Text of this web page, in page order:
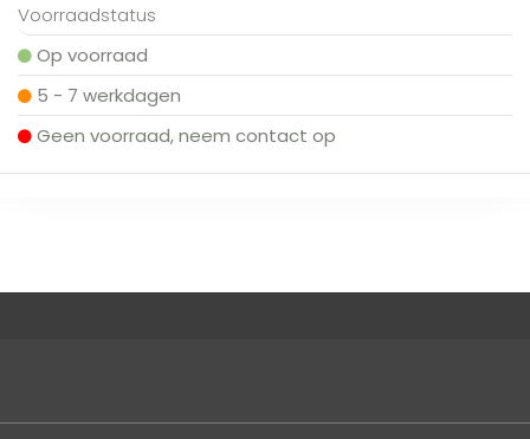
Voorraadstatus
Op voorraad
5 - 7 werkdagen
Geen voorraad, neem contact op